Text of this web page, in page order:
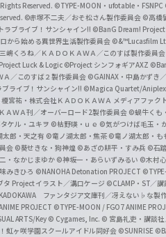
Reserved. ©TYPE-MOON・ufotable・FSNPC
©赤塚不二夫／おそ松さん製作委員会 ©高橋
ブライブ！サンシャイン!! ©BanG Dream! Project
から始める異世界生活製作委員会 ©&™Lucasfilm
くろね／ＫＡＤＯＫＡＷＡ／このすば製作委員会
Luck & Logic ©Project シンフォギアAXZ
／このすば２製作委員会 ©GAINAX・中島かずき
ライブ！サンシャイン!! ©Magica Quartet/
宮祐・株式会社ＫＡＤＯＫＡＷＡ メディアファク
ＡＷＡ刊／オーバーロード2製作委員会 ©蝸牛くも
ケル・ユキヲ ©枯野瑛・ｕｅ ©気がつけば毛玉・
郎・天之有 ©竜ノ湖太郎・焦茶 ©竜ノ湖太郎・も
会 ©葵せきな・狗神煌 ©あざの耕平・すみ兵 ©石
・なかじまゆか ©神坂一・あらいずみるい ©木村
みきひろ ©NANOHA Detonation PROJECT
Project イラスト／溝口ケージ ©CLAMP・ST／講
ファンタジア文庫刊／冴えない♭な製
PROJECT ©TYPE-MOON / FGO7 ANIME
ARTS/Key © Cygames, Inc. © 宮島礼吏・講談
虹ヶ咲学園スクールアイドル同好会 ©SUNRISE